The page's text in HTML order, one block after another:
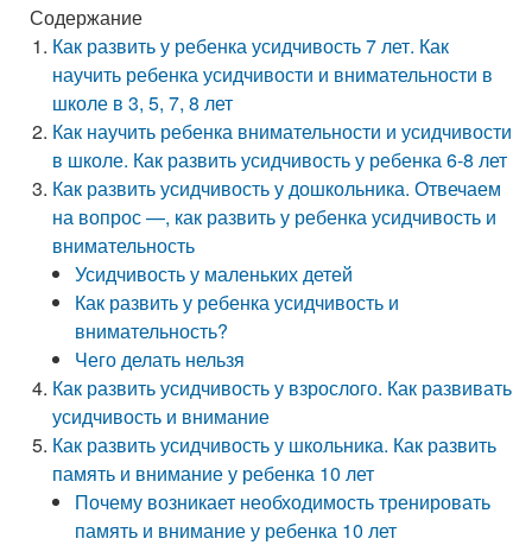
Содержание
Как развить у ребенка усидчивость 7 лет. Как
научить ребенка усидчивости и внимательности в
школе в 3, 5, 7, 8 лет
Как научить ребенка внимательности и усидчивости
в школе. Как развить усидчивость у ребенка 6-8 лет
Как развить усидчивость у дошкольника. Отвечаем
на вопрос —, как развить у ребенка усидчивость и
внимательность
Усидчивость у маленьких детей
Как развить у ребенка усидчивость и
внимательность?
Чего делать нельзя
Как развить усидчивость у взрослого. Как развивать
усидчивость и внимание
Как развить усидчивость у школьника. Как развить
память и внимание у ребенка 10 лет
Почему возникает необходимость тренировать
память и внимание у ребенка 10 лет